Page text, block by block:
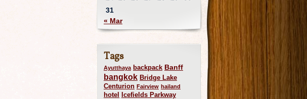
31
« Mar
Tags
Ayutthaya backpack Banff
bangkok Bridge Lake
Centurion Fairview hailand
hotel
Icefields Parkway